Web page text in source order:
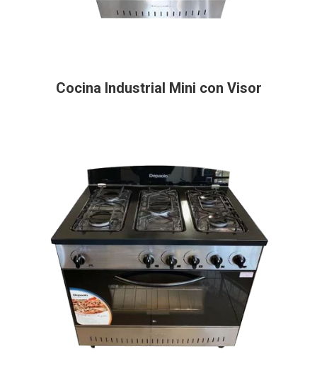
Cocina Industrial Mini con Visor